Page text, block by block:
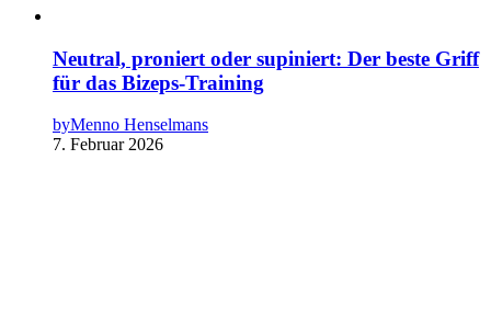
Neutral, proniert oder supiniert: Der beste Griff
für das Bizeps-Training
byMenno Henselmans
7. Februar 2026